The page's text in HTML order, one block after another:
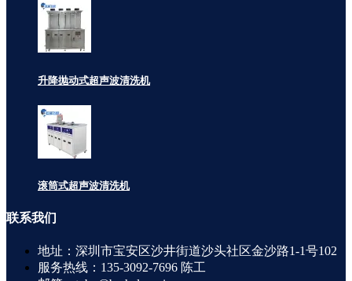
升降抛动式超声波清洗机
滚筒式超声波清洗机
联系我们
地址：深圳市宝安区沙井街道沙头社区金沙路1-1号102
服务热线：135-3092-7696 陈工